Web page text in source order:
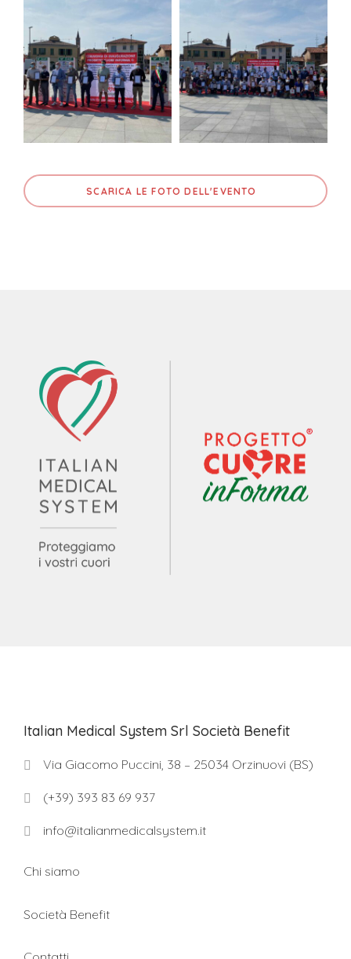
SCARICA LE FOTO DELL'EVENTO
Italian Medical System Srl Società Benefit
Via Giacomo Puccini, 38 – 25034 Orzinuovi (BS)
(+39) 393 83 69 937
info@italianmedicalsystem.it
Chi siamo
Società Benefit